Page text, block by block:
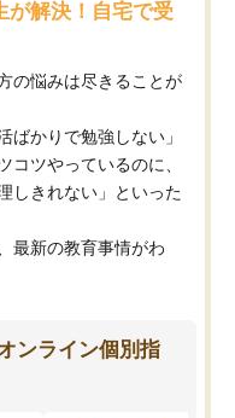
が解決！自宅で受
の悩みは尽きることが
ばかりで勉強しない」
コツやっているのに、
しきれない」といった
最新の教育事情がわ
ンライン個別指